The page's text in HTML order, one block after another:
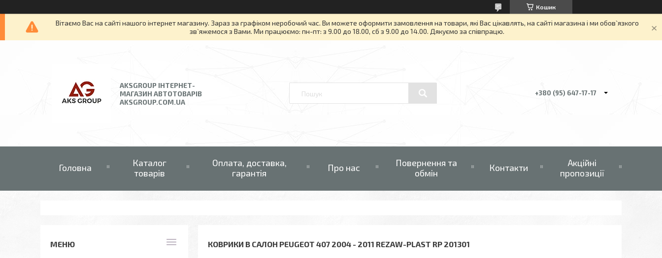
Кошик
Вітаємо Вас на сайті нашого інтернет магазину. Зараз за графіком неробочий час. Ви можете оформити замовлення на товари, які Вас цікавлять, на сайті магазина і ми обов`язкого
зв`яжемося з Вами. Ми працюємо: пн-пт: з 9.00 до 18.00, сб з 9.00 до 14.00. Дякуємо за співпрацю.
AKSGROUP ІНТЕРНЕТ-
МАГАЗИН АВТОТОВАРІВ
AKSGROUP.COM.UA
+380 (95) 647-17-17
Головна
Каталог
товарів
Оплата, доставка,
гарантія
Про нас
Повернення та
обмін
Контакти
Акційні
пропозиції
КОВРИКИ В САЛОН PEUGEOT 407 2004 - 2011 REZAW-PLAST RP 201301